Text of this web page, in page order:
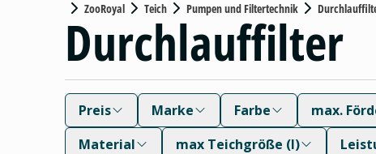
ZooRoyal Teich Pumpen und Filtertechnik
Durchlauffilter
Preis Marke Farbe max.
Material
max Teichgröße (l)